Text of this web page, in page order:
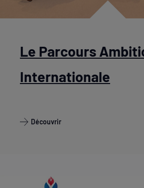
Le Parcours
Internationale
Découvrir